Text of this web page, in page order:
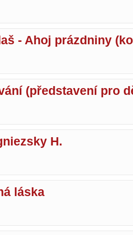
- Ahoj prázdniny
(představení pro
H.
láska